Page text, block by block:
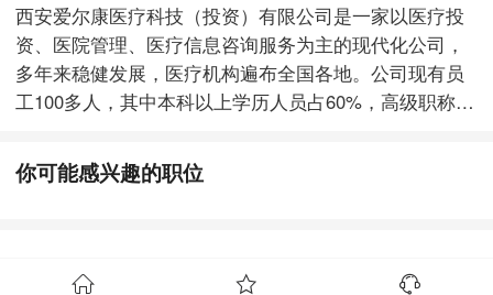
西安爱尔康医疗科技（投资）有限公司是一家以医疗投
资、医院管理、医疗信息咨询服务为主的现代化公司，
多年来稳健发展，医疗机构遍布全国各地。公司现有员
工100多人，其中本科以上学历人员占60%，高级职称占
团队。 西安爱尔康医疗科技（投资）有限公司凭借超前
的经营理念、深厚的企业文化，经历了市场经济的锤
动公司的规模化经营和制度化管理。 爱尔康运用现代化
你可能感兴趣的职位